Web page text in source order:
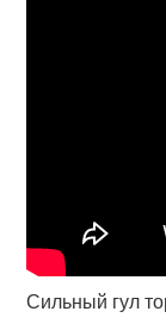
Сильный гул